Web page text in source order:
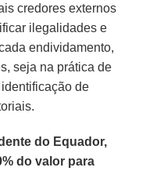
credores externos
ilegalidades e
endividamento,
seja na prática de
de
do Equador,
do valor para